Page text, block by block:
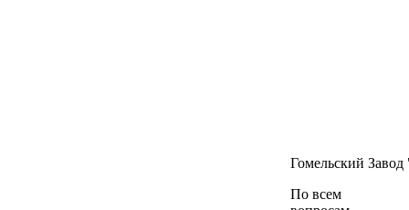
Гомельский
По всем